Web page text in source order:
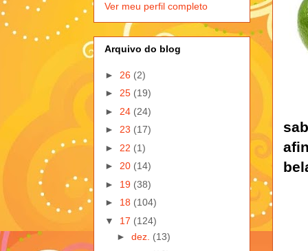
Ver meu perfil completo
Arquivo do blog
► 26 (2)
► 25 (19)
► 24 (24)
► 23 (17)
► 22 (1)
► 20 (14)
► 19 (38)
► 18 (104)
▼ 17 (124)
► dez. (13)